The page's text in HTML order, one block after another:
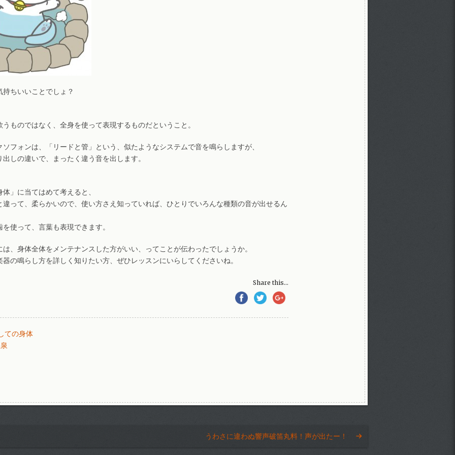
ちいいことでしょ？
ものではなく、全身を使って表現するものだということ。
フォンは、「リードと管」という、似たようなシステムで音を鳴らしますが、
しの違いで、まったく違う音を出します。
」に当てはめて考えると、
違って、柔らかいので、使い方さえ知っていれば、ひとりでいろんな種類の音が出せるん
使って、言葉も表現できます。
、身体全体をメンテナンスした方がいい、ってことが伝わったでしょうか。
の鳴らし方を詳しく知りたい方、ぜひレッスンにいらしてくださいね。
Share this...
ての身体
うわさに違わぬ響声破笛丸料！声が出たー！